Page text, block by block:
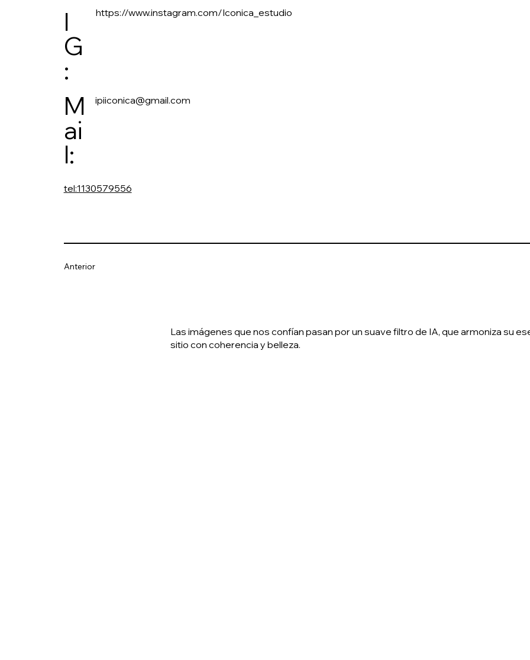
Anterior
I
G
:
https://www.instagram.com/Iconica_estudio
M
ai
l:
ipiiconica@gmail.com
tel:1130579556
Las imágenes que nos confían pasan por un suave filtro de IA, que armoniza su
sitio con coherencia y belleza.